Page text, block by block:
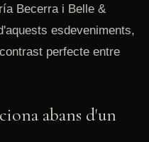
Becerra i Belle &
esdeveniments,
perfecte entre
abans d'un